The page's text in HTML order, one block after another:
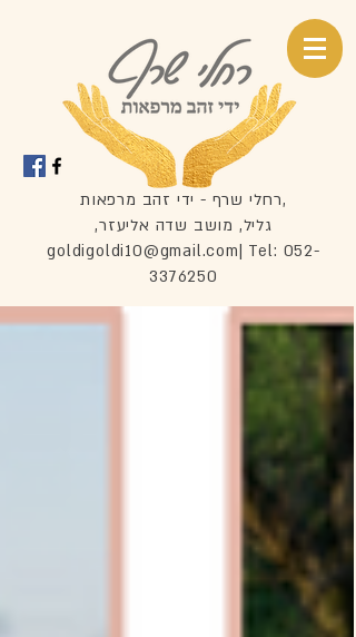
רחלי שרף - ידי זהב מרפאות,
,גליל, מושב שדה אליעזר
goldigoldi10@gmail.com| Tel: 052-
3376250